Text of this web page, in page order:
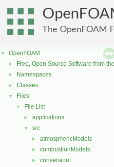
The OpenFOAM
▼ OpenFOAM
► Free, Open Source Software from
► Namespaces
► Classes
▼ Files
▼ File List
► applications
▼ src
► atmosphericModels
► combustionModels
► conversion